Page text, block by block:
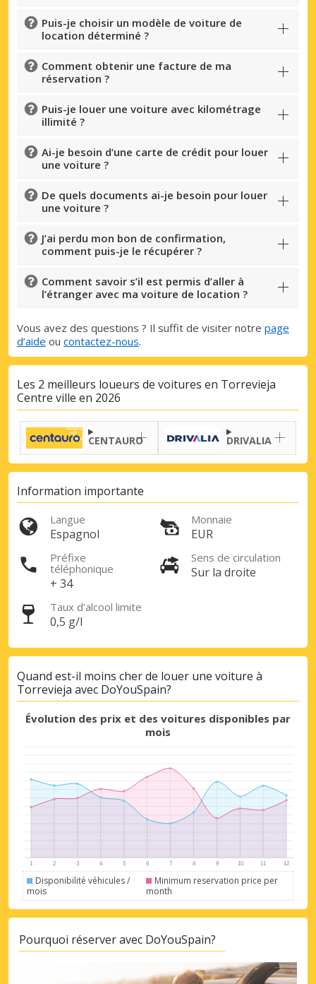
Promotions spéciales
seul endroit
Se connecter avec eLink
Puis-je choisir un modèle de voiture de
location déterminé ?
Comment obtenir une facture de ma
réservation ?
Puis-je louer une voiture avec kilométrage
illimité ?
Ai-je besoin d’une carte de crédit pour louer
une voiture ?
De quels documents ai-je besoin pour louer
une voiture ?
J’ai perdu mon bon de confirmation,
comment puis-je le récupérer ?
Comment savoir s’il est permis d’aller à
l’étranger avec ma voiture de location ?
Vous avez des questions ? Il suffit de visiter notre page
d’aide ou contactez-nous.
Les 2 meilleurs loueurs de voitures en Torrevieja
Centre ville en 2026
CENTAURO DRIVALIA
Information importante
Langue
Espagnol
Monnaie
EUR
Préfixe
téléphonique
+ 34
Sens de circulation
Sur la droite
Taux d’alcool limite
0,5 g/l
Quand est-il moins cher de louer une voiture à
Torrevieja avec DoYouSpain?
Évolution des prix et des voitures disponibles par
mois
Disponibilité véhicules /
mois
Minimum reservation price per
month
Pourquoi réserver avec DoYouSpain?